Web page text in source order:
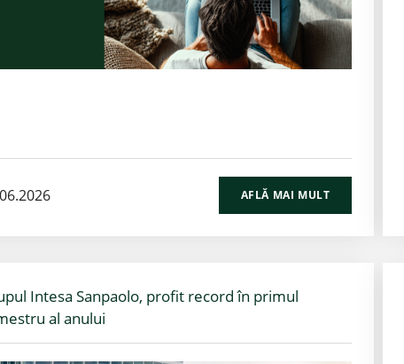
AFLĂ MAI MULT
Intesa Sanpaolo, profit record în primul
al anului